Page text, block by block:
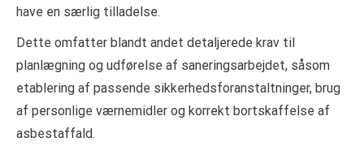
have en særlig tilladelse.
Dette omfatter blandt andet detaljerede krav til
planlægning og udførelse af saneringsarbejdet, såsom
etablering af passende sikkerhedsforanstaltninger, brug
af personlige værnemidler og korrekt bortskaffelse af
asbestaffald.